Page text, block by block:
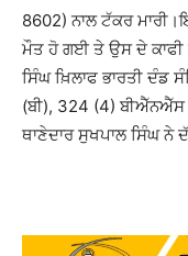
8602) ਨਾਲ ਟੱਕਰ
ਮੌਤ ਹੋ ਗਈ ਤੇ ਉਸ ਦੇ ਕਾਫੀ
ਸਿੰਘ ਖ਼ਿਲਾਫ ਭਾਰਤੀ ਦੰਡ
(ਬੀ), 324 (4)
ਥਾਣੇਦਾਰ ਸੁਖਪਾਲ ਸਿੰਘ ਨੇ